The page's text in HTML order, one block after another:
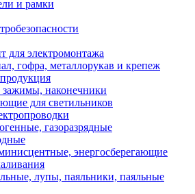
и рамки
для электромонтажа
гофра, металлорукав и крепеж
наконечники
для светильников
газоразрядные
энергосберегающие
лупы, паяльники, паяльные